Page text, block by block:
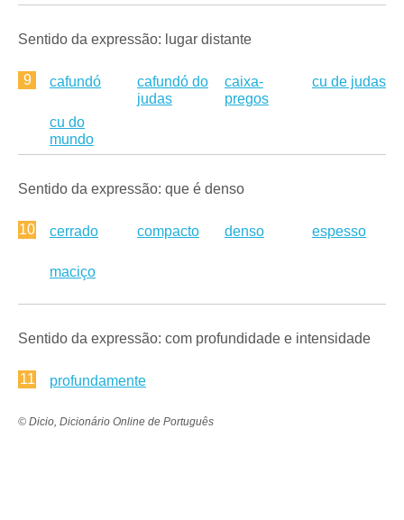
Sentido da expressão: lugar distante
9 cafundó
cafundó do
judas
caixa-
pregos
cu de judas
cu do
mundo
Sentido da expressão: que é denso
10 cerrado compacto denso espesso
maciço
Sentido da expressão: com profundidade e intensidade
11 profundamente
© Dicio, Dicionário Online de Português